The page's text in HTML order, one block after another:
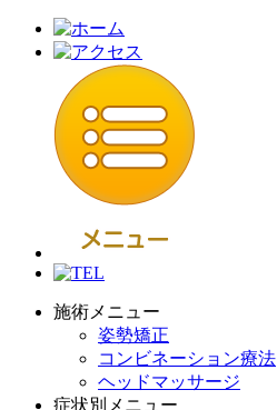
施術メニュー
姿勢矯正
コンビネーション療法
ヘッドマッサージ
症状別メニュー